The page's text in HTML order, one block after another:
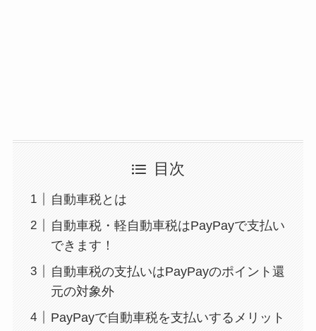
目次
自動車税とは
自動車税・軽自動車税はPayPayで支払い
できます！
自動車税の支払いはPayPayのポイント還
元の対象外
PayPayで自動車税を支払いするメリット